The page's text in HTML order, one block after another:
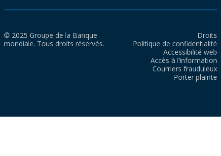
© 2025 Groupe de la Banque
mondiale. Tous droits réservés.
Droits
Politique de confidentialité
Accessibilité web
Accès à l’information
Courriers frauduleux
Porter plainte